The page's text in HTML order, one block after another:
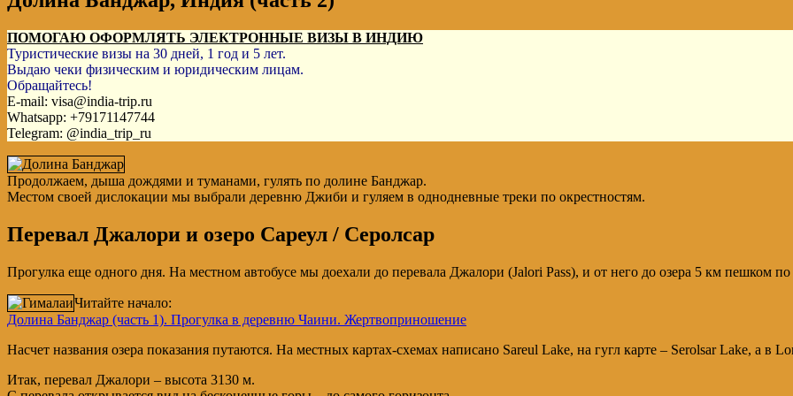
ПОМОГАЮ ОФОРМЛЯТЬ ЭЛЕКТРОННЫЕ ВИЗЫ В ИНДИЮ
Туристические визы на 30 дней, 1 год и 5 лет.
Выдаю чеки физическим и юридическим лицам.
Обращайтесь!
E-mail: visa@india-trip.ru
Whatsapp: +79171147744
Telegram: @india_trip_ru
Продолжаем, дыша дождями и туманами, гулять по долине Банджар.
Местом своей дислокации мы выбрали деревню Джиби и гуляем в однодневные треки по окрестностям.
Перевал Джалори и озеро Сареул / Серолсар
Прогулка еще одного дня. На местном автобусе мы доехали до перевала Джалори (Jalori Pass), и от него до озера 5 км пешком
Читайте начало:
Долина Банджар (часть 1). Прогулка в деревню Чаини. Жертвоприношение
Насчет названия озера показания путаются. На местных картах-схемах написано Sareul Lake, на гугл карте – Serolsar Lake, а в
Итак, перевал Джалори – высота 3130 м.